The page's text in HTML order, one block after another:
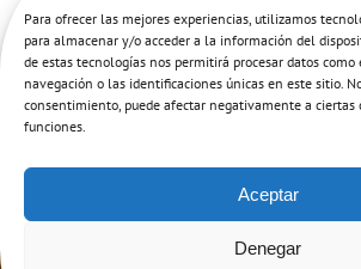
Para ofrecer las mejores experiencias, utilizamos
para almacenar y/o acceder a la información del
de estas tecnologías nos permitirá procesar datos
navegación o las identificaciones únicas en este sitio.
consentimiento, puede afectar negativamente a ciertas
funciones.
Aceptar
Denegar